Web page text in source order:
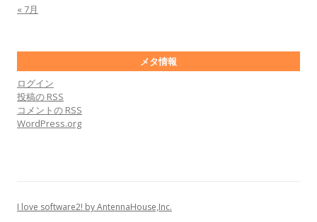
« 7月
メタ情報
ログイン
投稿の RSS
コメントの RSS
WordPress.org
I love software2! by AntennaHouse,Inc.